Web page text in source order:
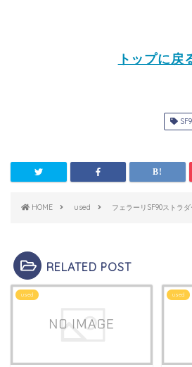
トップに戻
HOME used フェラーリSF90ストラ
RELATED POST
used used